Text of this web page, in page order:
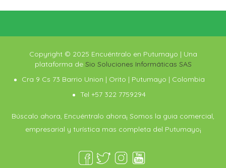
Copyright © 2025 Encuéntralo en Putumayo | Una
plataforma de Sio Soluciones Informáticas SAS
Cra 9 Cs 73 Barrio Union | Orito | Putumayo | Colombia
Tel +57 322 7759294
Búscalo ahora, Encuéntralo ahora¡ Somos la guia comercial,
empresarial y turística mas completa del Putumayo¡